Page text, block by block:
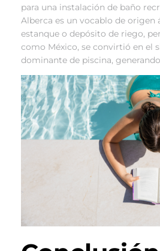
para una instalación de baño
Alberca es un vocablo de origen
estanque o depósito de riego,
como México, se convirtió en el
dominante de piscina,